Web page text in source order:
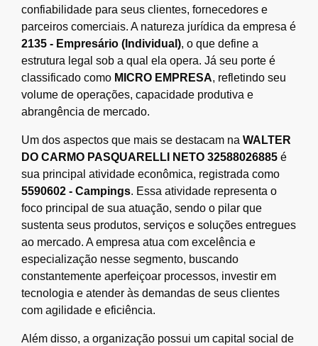
confiabilidade para seus clientes, fornecedores e
parceiros comerciais. A natureza jurídica da empresa é
2135 - Empresário (Individual), o que define a
estrutura legal sob a qual ela opera. Já seu porte é
classificado como MICRO EMPRESA, refletindo seu
volume de operações, capacidade produtiva e
abrangência de mercado.
Um dos aspectos que mais se destacam na WALTER
DO CARMO PASQUARELLI NETO 32588026885 é
sua principal atividade econômica, registrada como
5590602 - Campings. Essa atividade representa o
foco principal de sua atuação, sendo o pilar que
sustenta seus produtos, serviços e soluções entregues
ao mercado. A empresa atua com excelência e
especialização nesse segmento, buscando
constantemente aperfeiçoar processos, investir em
tecnologia e atender às demandas de seus clientes
com agilidade e eficiência.
Além disso, a organização possui um capital social de